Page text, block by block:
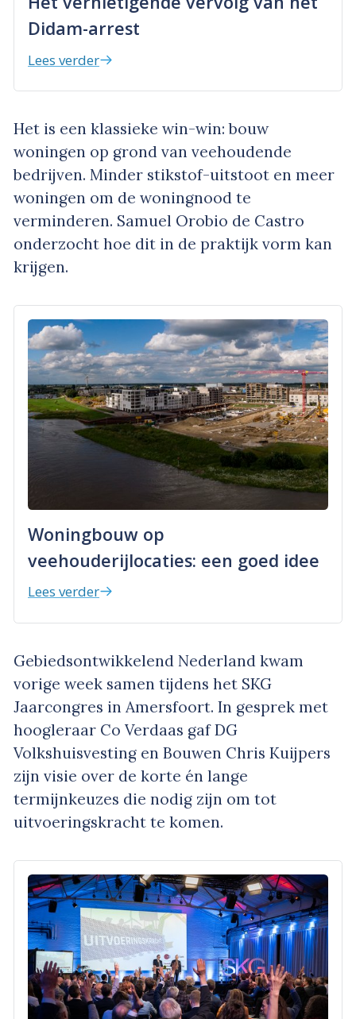
Didam-arrest
Lees verder
Het is een klassieke win-win: bouw
woningen op grond van veehoudende
bedrijven. Minder stikstof-uitstoot en meer
woningen om de woningnood te
verminderen. Samuel Orobio de Castro
onderzocht hoe dit in de praktijk vorm kan
krijgen.
Woningbouw op
veehouderijlocaties: een goed idee
Lees verder
Gebiedsontwikkelend Nederland kwam
vorige week samen tijdens het SKG
Jaarcongres in Amersfoort. In gesprek met
hoogleraar Co Verdaas gaf DG
Volkshuisvesting en Bouwen Chris Kuijpers
zijn visie over de korte én lange
termijnkeuzes die nodig zijn om tot
uitvoeringskracht te komen.